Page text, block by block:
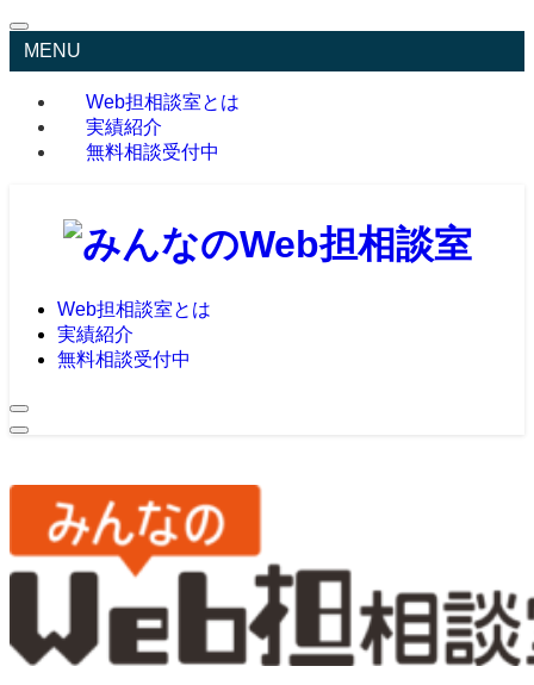
MENU
Web担相談室とは
実績紹介
無料相談受付中
Web担相談室とは
実績紹介
無料相談受付中